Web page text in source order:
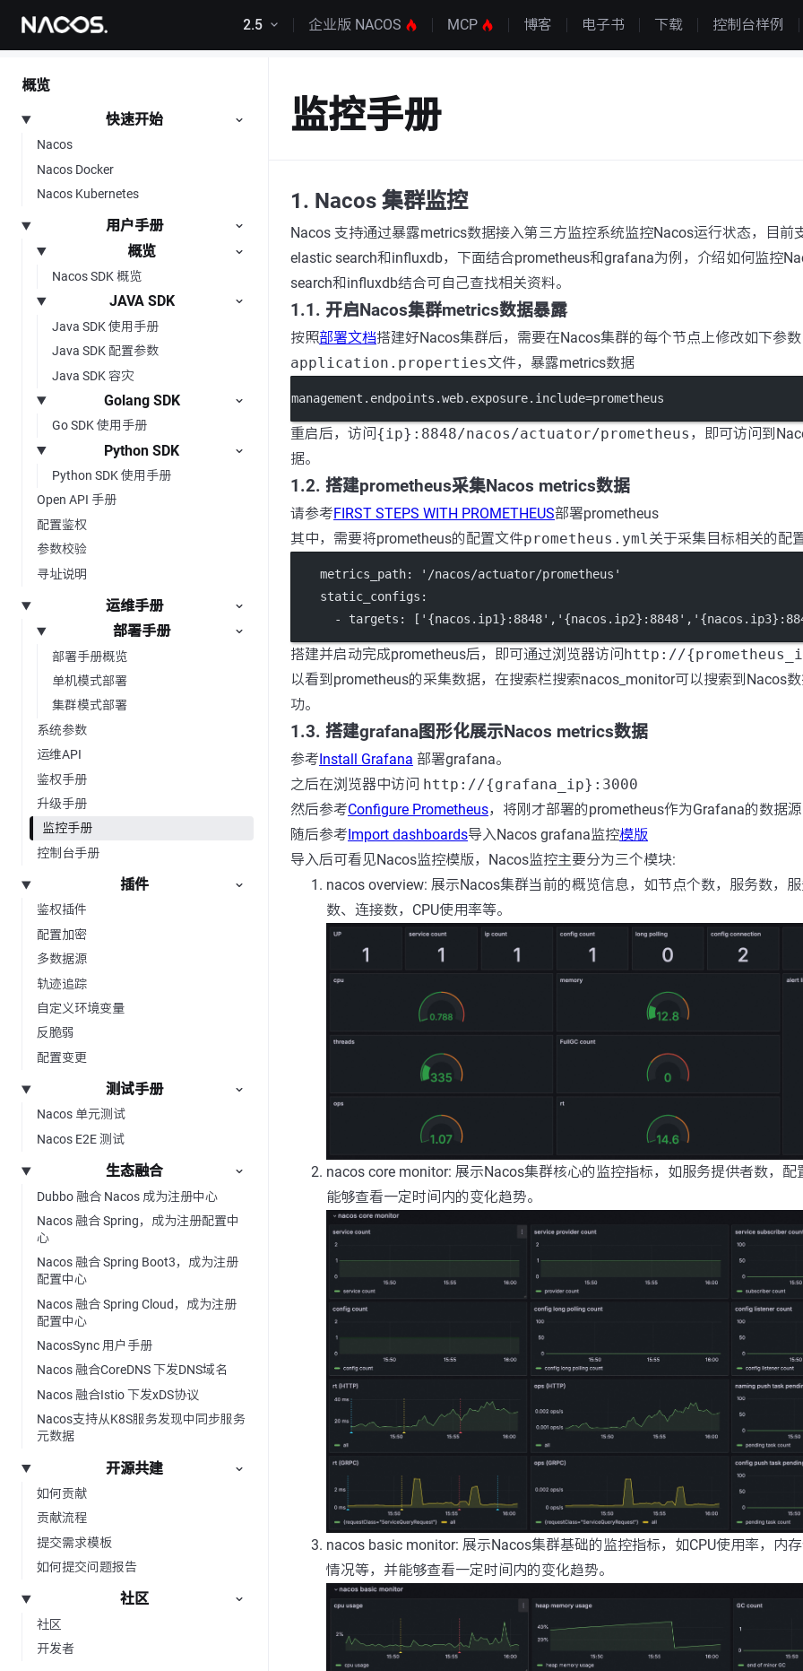
跳转到内容 2.5 企业版 NACOS MCP 博客 电子书 下载 控制台样例
概览
快速开始
Nacos
Nacos Docker
Nacos Kubernetes
用户手册
概览
Nacos SDK 概览
JAVA SDK
Java SDK 使用手册
Java SDK 配置参数
Java SDK 容灾
Golang SDK
Go SDK 使用手册
Python SDK
Python SDK 使用手册
Open API 手册
配置鉴权
参数校验
寻址说明
运维手册
部署手册
部署手册概览
单机模式部署
集群模式部署
系统参数
运维API
鉴权手册
升级手册
监控手册
控制台手册
插件
鉴权插件
配置加密
多数据源
轨迹追踪
自定义环境变量
反脆弱
配置变更
测试手册
Nacos 单元测试
Nacos E2E 测试
生态融合
Dubbo 融合 Nacos 成为注册中心
Nacos 融合 Spring，成为注册配置中
心
Nacos 融合 Spring Boot3，成为注册
配置中心
Nacos 融合 Spring Cloud，成为注册
配置中心
NacosSync 用户手册
Nacos 融合CoreDNS 下发DNS域名
Nacos 融合Istio 下发xDS协议
Nacos支持从K8S服务发现中同步服务
元数据
开源共建
如何贡献
贡献流程
提交需求模板
如何提交问题报告
社区
社区
开发者
监控手册
1. Nacos 集群监控
Nacos 支持通过暴露metrics数据接入第三方监控系统监控Nacos运行状态，目前
elastic search和influxdb，下面结合prometheus和grafana为例，介绍如何监控
search和influxdb结合可自己查找相关资料。
1.1. 开启Nacos集群metrics数据暴露
按照部署文档搭建好Nacos集群后，需要在Nacos集群的每个节点上修改如下参
application.properties文件，暴露metrics数据
management.endpoints.web.exposure.include=prometheus
重启后，访问{ip}:8848/nacos/actuator/prometheus ，即可访问到
据。
1.2. 搭建prometheus采集Nacos metrics数据
请参考FIRST STEPS WITH PROMETHEUS部署prometheus
其中，需要将prometheus的配置文件prometheus.yml关于采集目标相关的配
    metrics_path: '/nacos/actuator/prometheus'
    static_configs:
- targets:
搭建并启动完成prometheus后，即可通过浏览器访问http://
以看到prometheus的采集数据，在搜索栏搜索nacos_monitor可以搜索到Nacos
功。
1.3. 搭建grafana图形化展示Nacos metrics数据
参考Install Grafana 部署grafana。
之后在浏览器中访问 http://{grafana_ip}:3000
然后参考Configure Prometheus，将刚才部署的prometheus作为Grafana的数据
随后参考Import dashboards导入Nacos grafana监控模版
导入后可看见Nacos监控模版，Nacos监控主要分为三个模块:
nacos overview: 展示Nacos集群当前的概览信息，如节点个数，服务数，
数、连接数，CPU使用率等。
nacos core monitor: 展示Nacos集群核心的监控指标，如服务提供者数，
能够查看一定时间内的变化趋势。
nacos basic monitor: 展示Nacos集群基础的监控指标，如CPU使用率，内
情况等，并能够查看一定时间内的变化趋势。